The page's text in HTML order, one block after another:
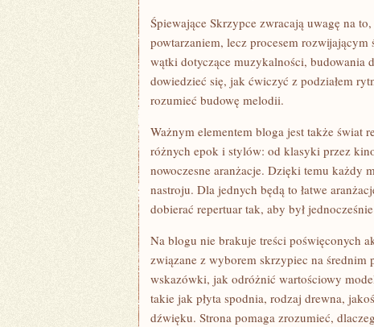
Śpiewające Skrzypce zwracają uwagę na
powtarzaniem, lecz procesem
wątki dotyczące muzykalności, budowania
dowiedzieć się, jak ćwiczyć z podziałem
rozumieć budowę melodii.
Ważnym elementem bloga jest także świat
różnych epok i stylów: od klasyki przez
nowoczesne aranżacje. Dzięki temu każdy
nastroju. Dla jednych będą to łatwe
dobierać repertuar tak, aby był
Na blogu nie brakuje treści poświęconych
związane z wyborem skrzypiec na
wskazówki, jak odróżnić wartościowy
takie jak płyta spodnia, rodzaj drewna,
dźwięku. Strona pomaga zrozumieć,